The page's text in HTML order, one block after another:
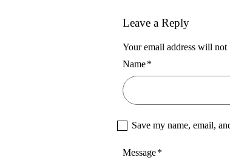
Leave a Reply
Your email address will not
Name*
Save my name, email,
Message*